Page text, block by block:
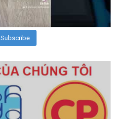
Subscribe